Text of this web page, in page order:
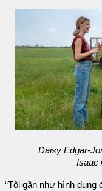
Daisy Edgar-
Isaac
“Tôi gần như hình